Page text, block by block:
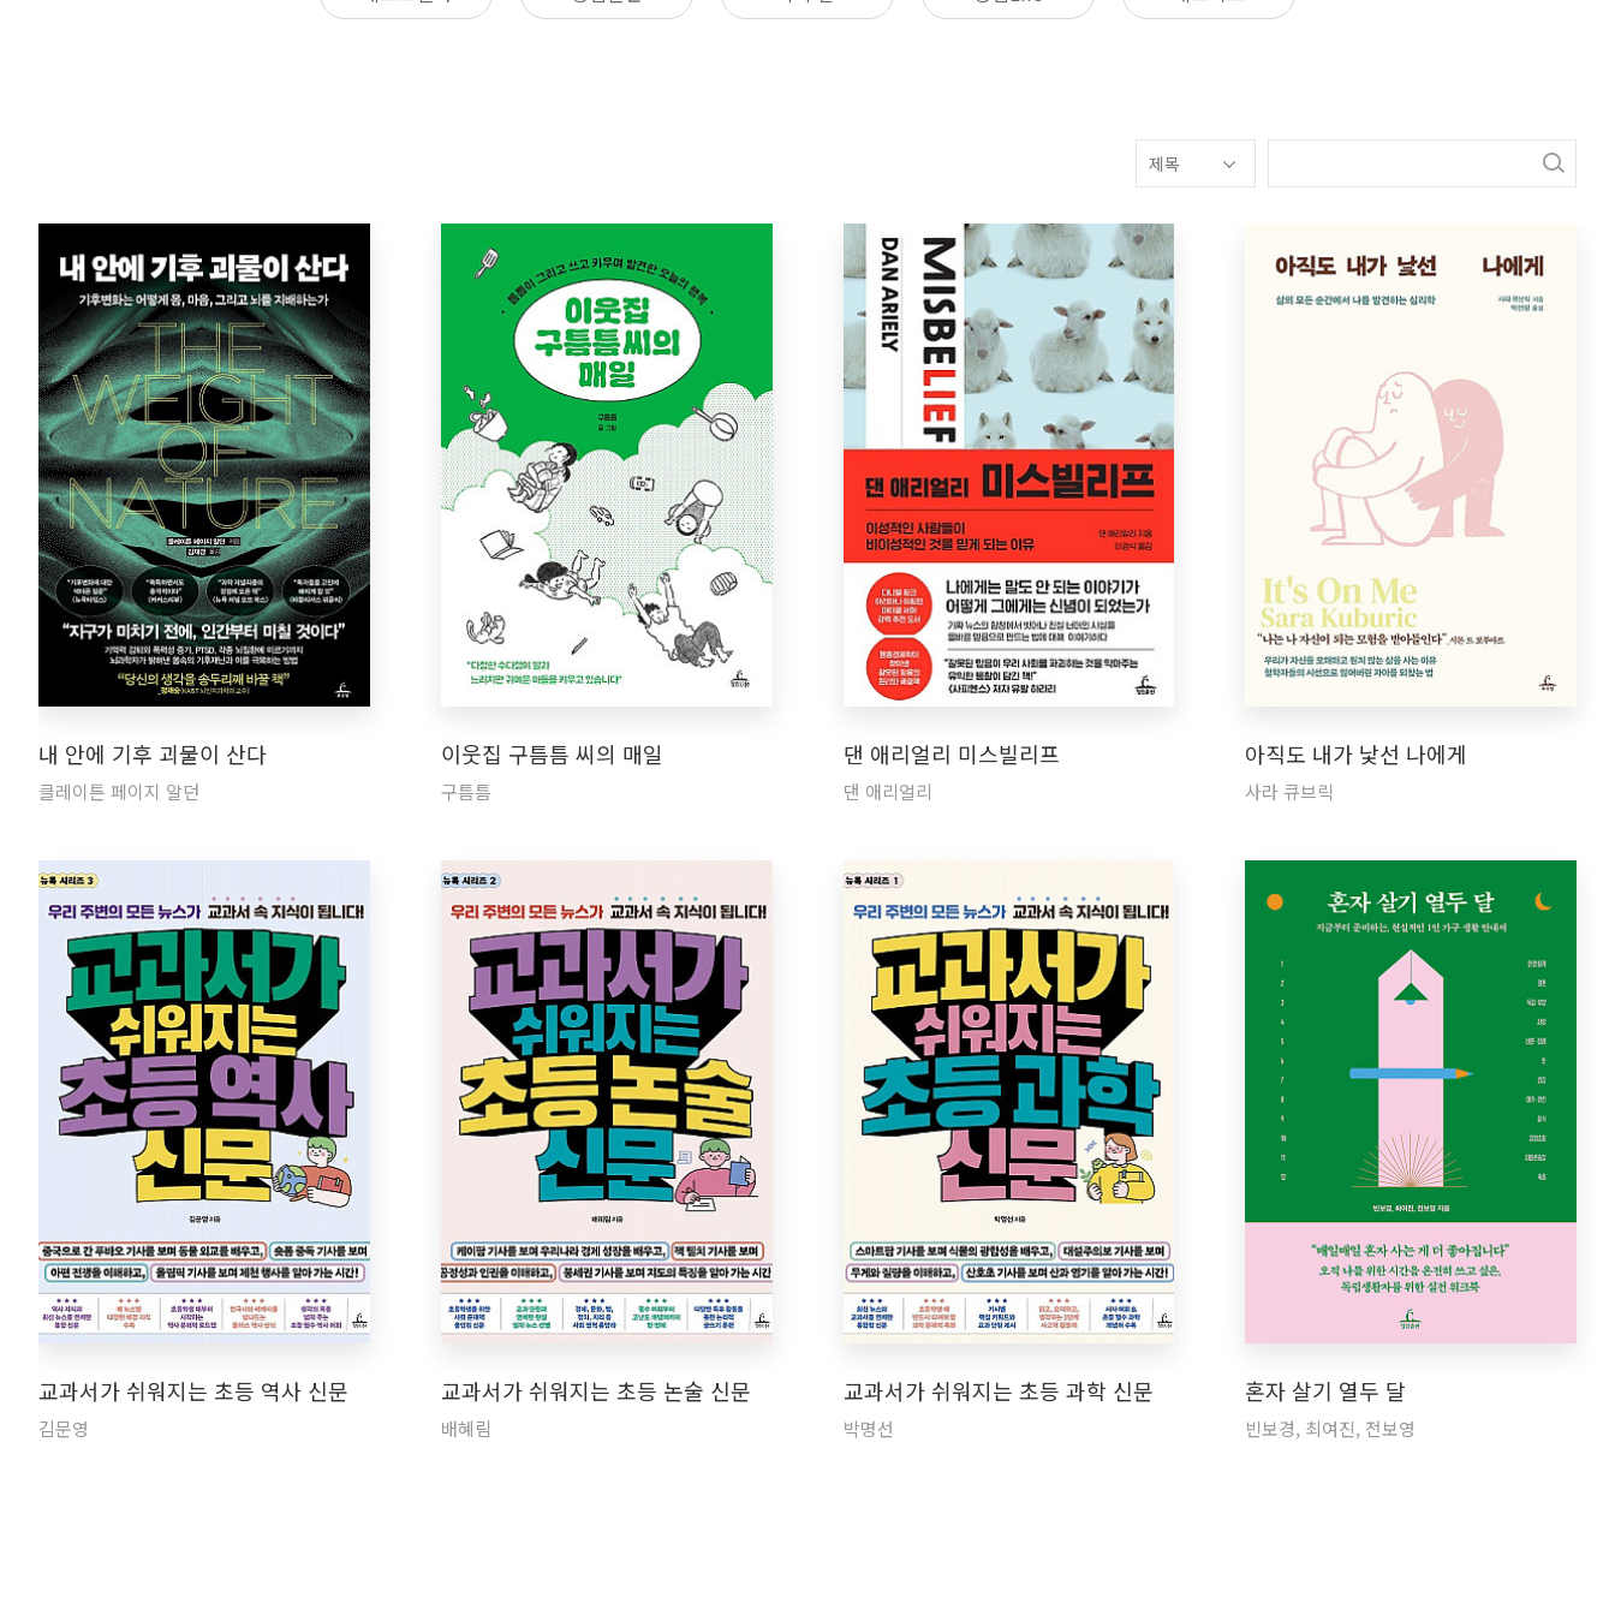
내 안에 기후 괴물이 산다
클레이튼 페이지 알던
이웃집 구틈틈 씨의 매일
구틈틈
댄 애리얼리 미스빌리프
댄 애리얼리
아직도 내가 낯선 나에게
사라 큐브릭
교과서가 쉬워지는 초등 역사 신문
김문영
교과서가 쉬워지는 초등 논술 신문
배혜림
교과서가 쉬워지는 초등 과학 신문
박명선
혼자 살기 열두 달
빈보경, 최여진, 전보영